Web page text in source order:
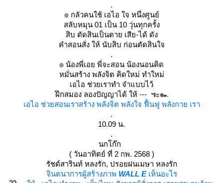
.
๏ กลัวคนใช้ เอไอ ใจ หนึ่งศูนย์
สลับหมุน 01 เป็น 10 วุ่นทุกครั้ง
สิบ ตัดสินเป็นตาย เสีย-ได้ ดัง
คำสอนสั่ง ให้ นับสิบ ก่อนตัดสินใจ
.
๏ น้องพี่เอย พี่จะสอน น้องนอนคิด
หมั่นสร้าง พลังจิต คิดใหม่ ทำใหม่
เอไอ ช่วยเราทำ จำแบบไว้
ฝึกสมอง ลองปัญญาได้ ให้ --- ๚ะ๛
เอไอ ช่วยสอนเราสร้าง พลังจิต พลังใจ ฟื้นฟู พลังกาย เรา
.
10.09 น.
.
นกโก๊ก
( วันอาทิตย์ ที่ 2 กพ. 2568 )
รัชต์สารินท์ หลงรัก, ปรอยฝนเมษา หลงรัก
จินตนาการผู้สร้างภาพ WALL Eเห็นอะไร